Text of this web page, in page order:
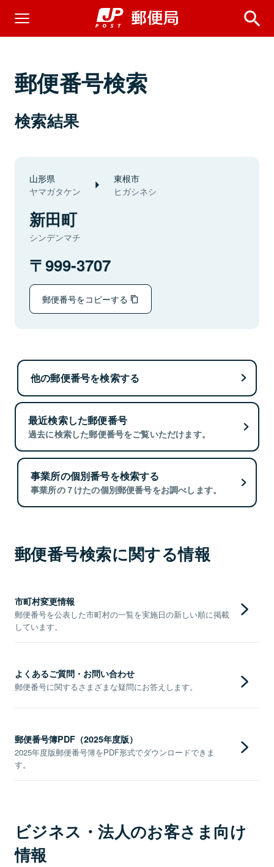
郵便番号検索
検索結果
山形県
ヤマガタケン
東根市
ヒガシネシ
新田町
シンデンマチ
999-3707
郵便番号をコピーする
他の郵便番号を検索する
最近検索した郵便番号
過去に検索した郵便番号をご覧いただけます。
事業所の個別番号を検索する
事業所の７けたの個別郵便番号をお調べします。
郵便番号検索に関する情報
市町村変更情報
郵便番号を公表した市町村の一覧を実施日の新しい順に掲載
しています。
よくあるご質問・お問い合わせ
郵便番号に関するさまざまな疑問にお答えします。
郵便番号簿PDF（2025年度版）
2025年度版郵便番号簿をPDF形式でダウンロードできま
す。
ビジネス・法人のお客さま向け
情報